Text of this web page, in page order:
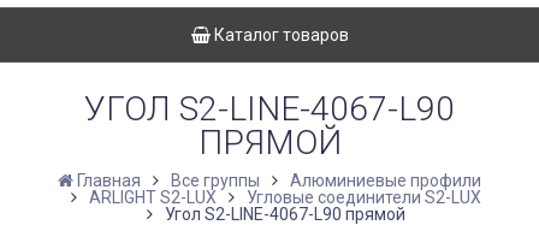
Каталог товаров
УГОЛ S2-LINE-4067-L90
ПРЯМОЙ
Главная Все группы
Алюминиевые профили
ARLIGHT S2-LUX
Угловые соединители S2-LUX
Угол S2-LINE-4067-L90 прямой